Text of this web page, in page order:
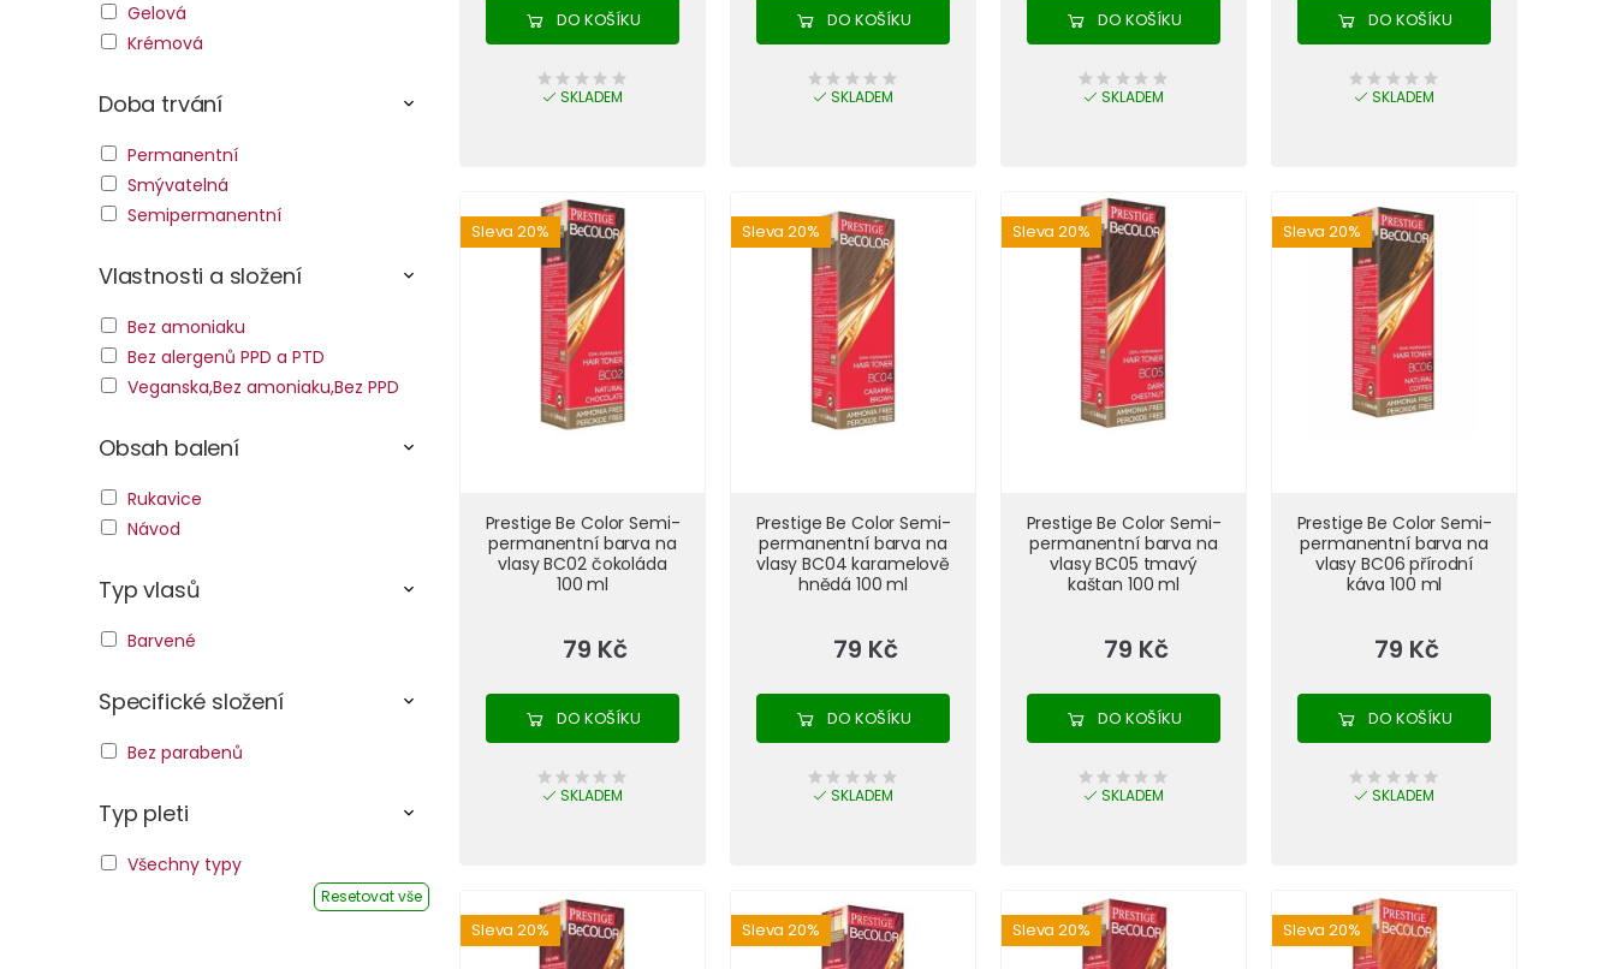
DO KOŠÍKU
SKLADEM
DO KOŠÍKU
SKLADEM
DO KOŠÍKU
SKLADEM
DO KOŠÍKU
SKLADEM
Sleva 20%
Prestige Be Color Semi-
permanentní barva na
vlasy BC02 čokoláda
100 ml
79 Kč
DO KOŠÍKU
SKLADEM
Sleva 20%
Prestige Be Color Semi-
permanentní barva na
vlasy BC04 karamelově
hnědá 100 ml
79 Kč
DO KOŠÍKU
SKLADEM
Sleva 20%
Prestige Be Color Semi-
permanentní barva na
vlasy BC05 tmavý
kaštan 100 ml
79 Kč
DO KOŠÍKU
SKLADEM
Sleva 20%
Prestige Be Color Semi-
permanentní barva na
vlasy BC06 přírodní
káva 100 ml
79 Kč
DO KOŠÍKU
SKLADEM
Sleva 20% Sleva 20% Sleva 20% Sleva 20%
Gelová
Krémová
Doba trvání
Permanentní
Smývatelná
Semipermanentní
Vlastnosti a složení
Bez amoniaku
Bez alergenů PPD a PTD
Veganska,Bez amoniaku,Bez PPD
Obsah balení
Rukavice
Návod
Typ vlasů
Barvené
Specifické složení
Bez parabenů
Typ pleti
Všechny typy
Resetovat vše